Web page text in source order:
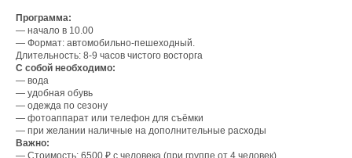
Программа:
— начало в 10.00
— Формат: автомобильно-пешеходный.
Длительность: 8-9 часов чистого восторга
С собой необходимо:
— вода
— удобная обувь
— одежда по сезону
— фотоаппарат или телефон для съёмки
— при желании наличные на дополнительные расходы
Важно: